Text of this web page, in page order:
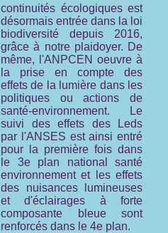
continuités écologiques est
désormais entrée dans la loi
biodiversité depuis 2016,
grâce à notre plaidoyer. De
même, l'ANPCEN oeuvre à
la prise en compte des
effets de la lumière dans les
politiques ou actions de
santé-environnement. Le
suivi des effets des Leds
par l'ANSES est ainsi entré
pour la première fois dans
le 3e plan national santé
environnement et les effets
des nuisances lumineuses
et d'éclairages à forte
composante bleue sont
renforcés dans le 4e plan.